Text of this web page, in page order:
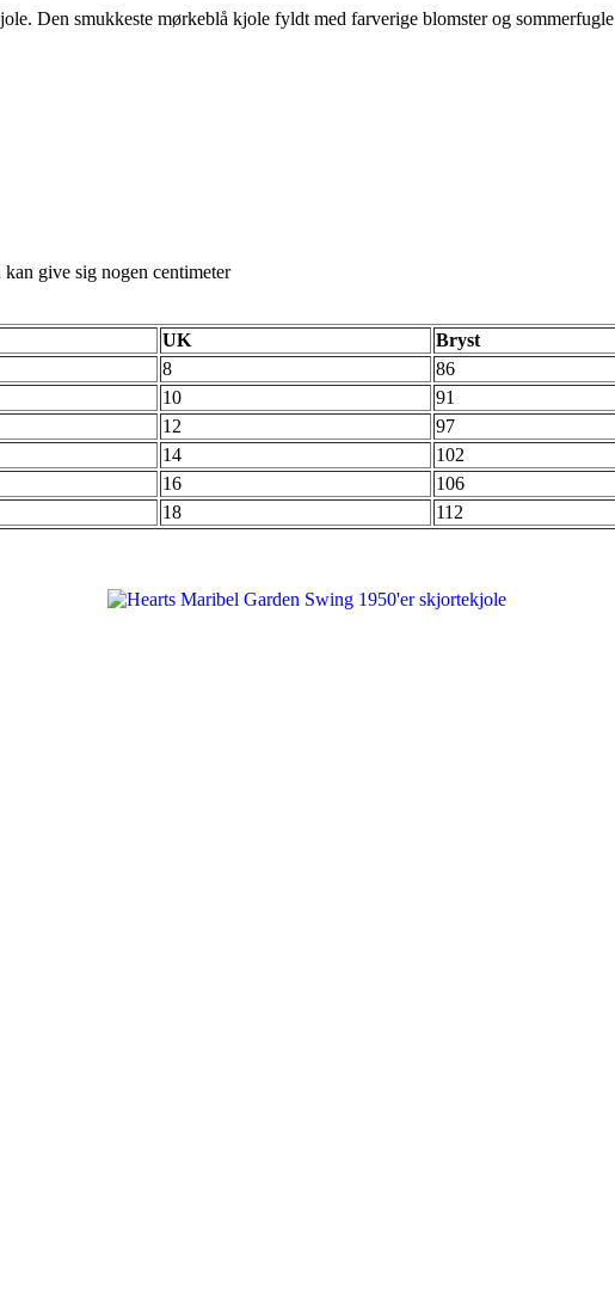
Den smukkeste mørkeblå kjole fyldt med farverige blomster og sommerfugle
give sig nogen centimeter
UK Bryst
8 86
10 91
12 97
14 102
16 106
18 112